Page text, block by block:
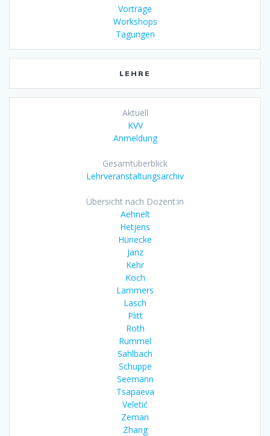
Vorträge
Workshops
Tagungen
LEHRE
Aktuell
KVV
Anmeldung
Gesamtüberblick
Lehrveranstaltungsarchiv
Übersicht nach Dozent:in
Aehnelt
Hetjens
Hünecke
Janz
Kehr
Koch
Lammers
Lasch
Plitt
Roth
Rummel
Sahlbach
Schuppe
Seemann
Tsapaeva
Veletić
Zeman
Zhang